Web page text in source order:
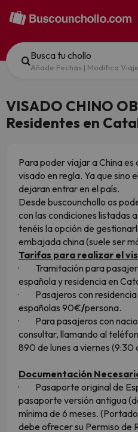
Busca tu chollo
Añade Fechas | Modifica
VISADO CHINO
Residentes en
Para poder viajar a China
visado en regla. Ya que sino
dejaran entrar en el país.
Desde buscounchollo os
con las condiciones listadas
tenéis la opción de
embajada china (suele ser
Tarifas para realizar el
· Tramitación para
española y residencia en
· Pasajeros con residencia
españolas 90€/persona.
· Para pasajeros con
consultar, llamando al
890 de lunes a viernes (9:30
Documentación
· Pasaporte original de
pasaporte versión antigua
mínima de 6 meses.
debe ofrecer su Permiso de